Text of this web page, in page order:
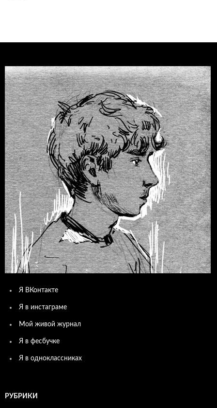
Я ВКонтакте
Я в инстаграме
Мой живой журнал
Я в фесбучке
Я в одноклассниках
РУБРИКИ